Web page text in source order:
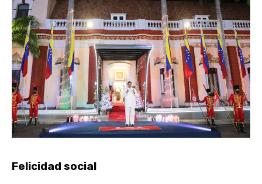
Felicidad social